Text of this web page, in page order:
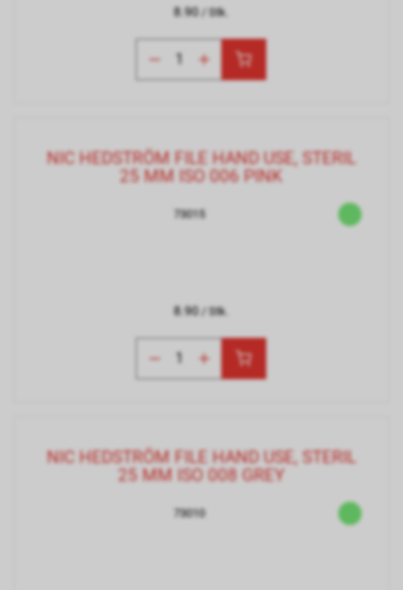
8.90/ Stk.
NIC HEDSTRÖM FILE HAND USE, STERIL
25 MM ISO 006 PINK
73015
8.90/ Stk.
NIC HEDSTRÖM FILE HAND USE, STERIL
25 MM ISO 008 GREY
73010